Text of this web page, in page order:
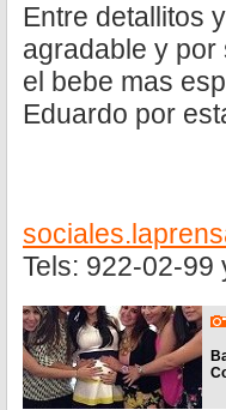
Entre detallitos
agradable y
el bebe mas
Eduardo por
Tels: 922-02-99